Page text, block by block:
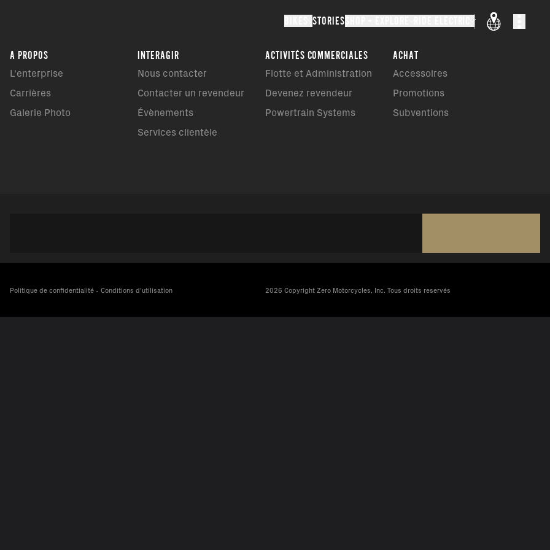
STORIES
A PROPOS
L'enterprise
Carrières
Galerie Photo
INTERAGIR
Nous contacter
Contacter un revendeur
Évènements
Services clientèle
ACTIVITÉS COMMERCIALES
Flotte et Administration
Devenez revendeur
Powertrain Systems
ACHAT
Accessoires
Promotions
Subventions
Politique de confidentialité - Conditions d'utilisation 2026 Copyright Zero Motorcycles, Inc. Tous droits reservés